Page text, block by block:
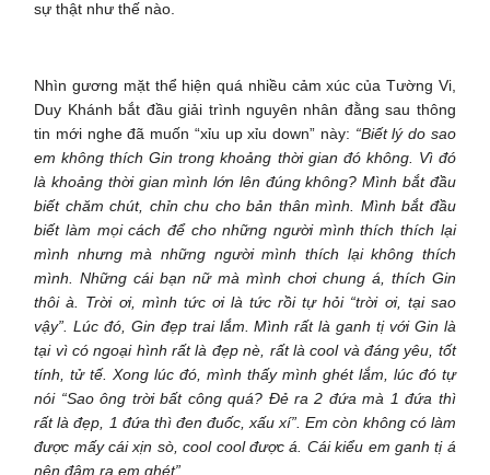
sự thật như thế nào.
Nhìn gương mặt thể hiện quá nhiều cảm xúc của Tường Vi,
Duy Khánh bắt đầu giải trình nguyên nhân đằng sau thông
tin mới nghe đã muốn “xỉu up xỉu down” này: “Biết lý do sao
em không thích Gin trong khoảng thời gian đó không. Vì đó
là khoảng thời gian mình lớn lên đúng không? Mình bắt đầu
biết chăm chút, chỉn chu cho bản thân mình. Mình bắt đầu
biết làm mọi cách để cho những người mình thích thích lại
mình nhưng mà những người mình thích lại không thích
mình. Những cái bạn nữ mà mình chơi chung á, thích Gin
thôi à. Trời ơi, mình tức ơi là tức rồi tự hỏi “trời ơi, tại sao
vậy”. Lúc đó, Gin đẹp trai lắm. Mình rất là ganh tị với Gin là
tại vì có ngoại hình rất là đẹp nè, rất là cool và đáng yêu, tốt
tính, tử tế. Xong lúc đó, mình thấy mình ghét lắm, lúc đó tự
nói “Sao ông trời bất công quá? Đẻ ra 2 đứa mà 1 đứa thì
rất là đẹp, 1 đứa thì đen đuốc, xấu xí”. Em còn không có làm
được mấy cái xịn sò, cool cool được á. Cái kiểu em ganh tị á
nên đâm ra em ghét”.